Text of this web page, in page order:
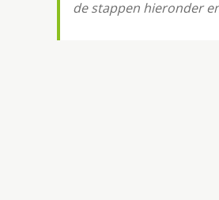
de stappen hieronder